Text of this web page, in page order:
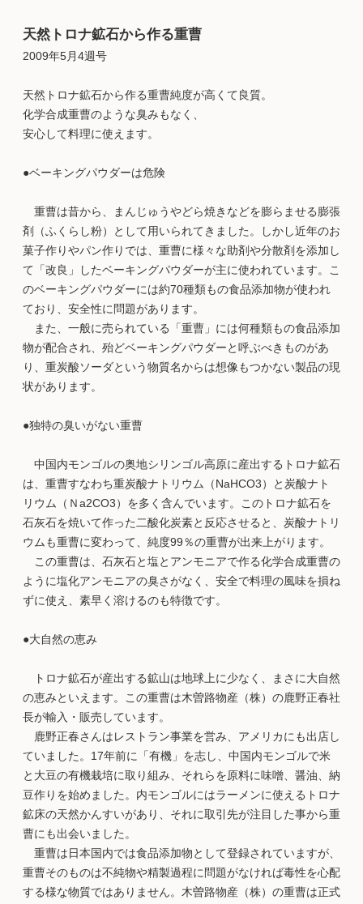
天然トロナ鉱石から作る重曹
2009年5月4週号
天然トロナ鉱石から作る重曹純度が高くて良質。
化学合成重曹のような臭みもなく、
安心して料理に使えます。
●ベーキングパウダーは危険
重曹は昔から、まんじゅうやどら焼きなどを膨らませる膨張
剤（ふくらし粉）として用いられてきました。しかし近年のお
菓子作りやパン作りでは、重曹に様々な助剤や分散剤を添加し
て「改良」したベーキングパウダーが主に使われています。こ
のベーキングパウダーには約70種類もの食品添加物が使われ
ており、安全性に問題があります。
また、一般に売られている「重曹」には何種類もの食品添加
物が配合され、殆どベーキングパウダーと呼ぶべきものがあ
り、重炭酸ソーダという物質名からは想像もつかない製品の現
状があります。
●独特の臭いがない重曹
中国内モンゴルの奥地シリンゴル高原に産出するトロナ鉱石
は、重曹すなわち重炭酸ナトリウム（NaHCO3）と炭酸ナト
リウム（Ｎa2CO3）を多く含んでいます。このトロナ鉱石を
石灰石を焼いて作った二酸化炭素と反応させると、炭酸ナトリ
ウムも重曹に変わって、純度99％の重曹が出来上がります。
この重曹は、石灰石と塩とアンモニアで作る化学合成重曹の
ように塩化アンモニアの臭さがなく、安全で料理の風味を損ね
ずに使え、素早く溶けるのも特徴です。
●大自然の恵み
トロナ鉱石が産出する鉱山は地球上に少なく、まさに大自然
の恵みといえます。この重曹は木曽路物産（株）の鹿野正春社
長が輸入・販売しています。
鹿野正春さんはレストラン事業を営み、アメリカにも出店し
ていました。17年前に「有機」を志し、中国内モンゴルで米
と大豆の有機栽培に取り組み、それらを原料に味噌、醤油、納
豆作りを始めました。内モンゴルにはラーメンに使えるトロナ
鉱床の天然かんすいがあり、それに取引先が注目した事から重
曹にも出会いました。
重曹は日本国内では食品添加物として登録されていますが、
重曹そのものは不純物や精製過程に問題がなければ毒性を心配
する様な物質ではありません。木曽路物産（株）の重曹は正式